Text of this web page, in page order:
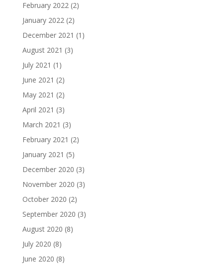
February 2022(2)
January 2022(2)
December 2021 (1)
August 2021 (3)
July 2021 (1)
June 2021 (2)
May 2021 (2)
April 2021 (3)
March 2021 (3)
February 2021 (2)
January 2021 (5)
December 2020 (3)
November 2020 (3)
October 2020 (2)
September 2020 (3)
August 2020 (8)
July 2020 (8)
June 2020 (8)